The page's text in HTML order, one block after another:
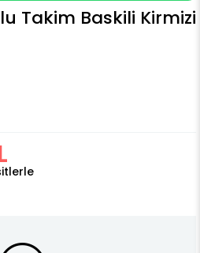
Takim Baskili Kirmizi